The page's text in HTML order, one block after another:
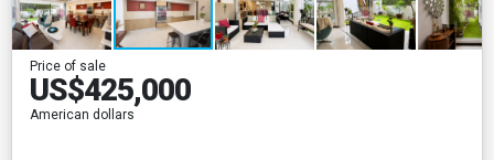
Price of sale
US$425,000
American dollars